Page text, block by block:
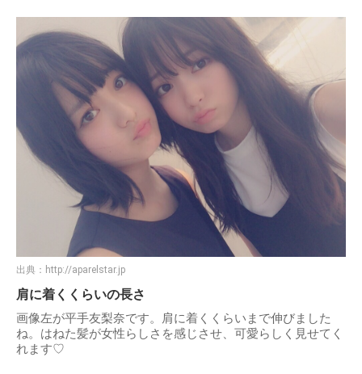
出典： http://aparelstar.jp
肩に着くくらいの長さ
画像左が平手友梨奈です。肩に着くくらいまで伸びました
ね。はねた髪が女性らしさを感じさせ、可愛らしく見せてく
れます♡